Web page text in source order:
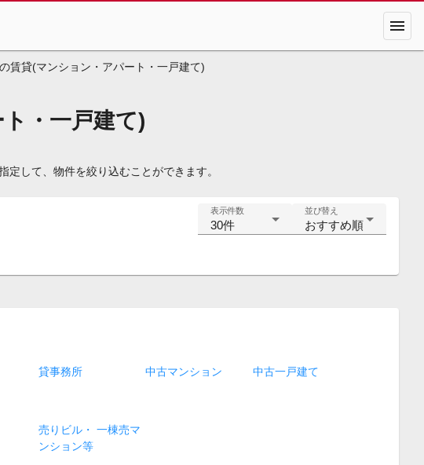
menu
賃貸(マンション・アパート・一戸建て)
・一戸建て)
して、物件を絞り込むことができます。
表示件数
30件
並び替え
おすすめ順
貸事務所 中古マンション 中古一戸建て
売りビル・ 一棟売マ
ンション等